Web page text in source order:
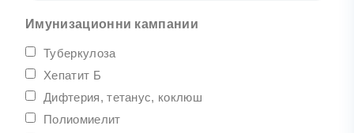
Имунизационни кампании
Туберкулоза
Хепатит Б
Дифтерия, тетанус, коклюш
Полиомиелит